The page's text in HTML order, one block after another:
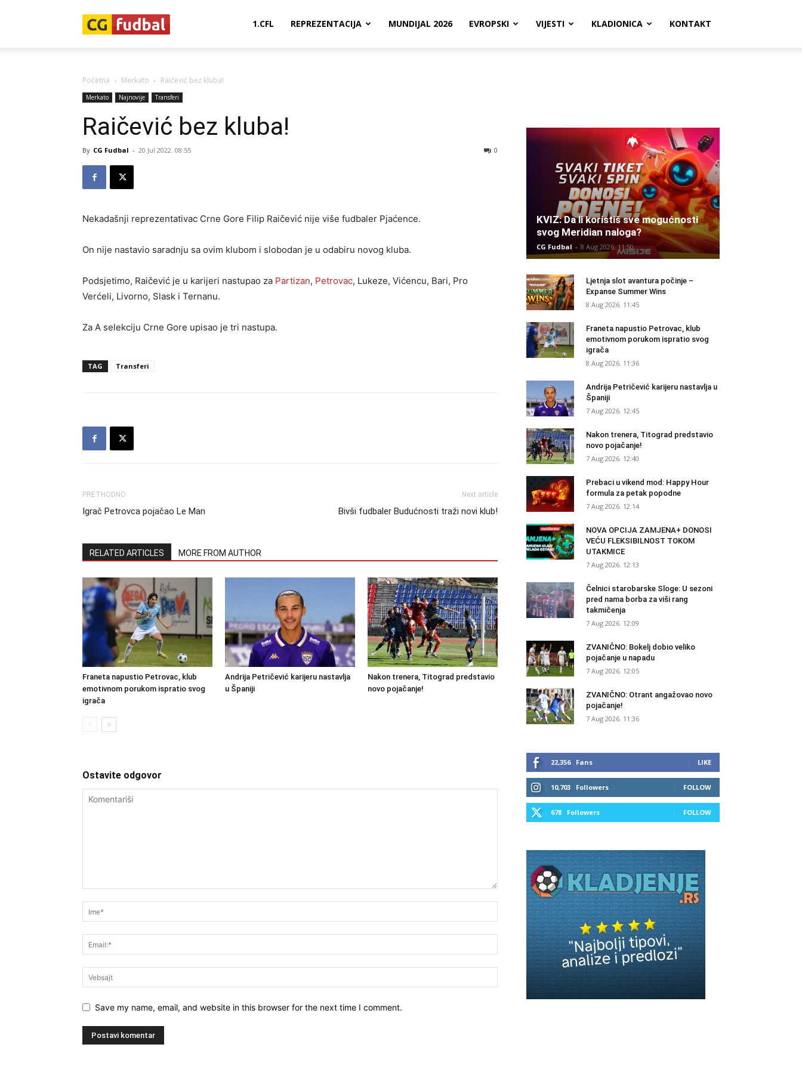
1.CFL REPREZENTACIJA MUNDIJAL 2026 EVROPSKI VIJESTI KLADIONICA KONTAKT
Početna Merkato Raičević bez kluba!
Merkato Najnovije Transferi
Raičević bez kluba!
By CG Fudbal - 20 Jul 2022. 08:55 0
Nekadašnji reprezentativac Crne Gore Filip Raičević nije više fudbaler Pjaćence.
On nije nastavio saradnju sa ovim klubom i slobodan je u odabiru novog kluba.
Podsjetimo, Raičević je u karijeri nastupao za Partizan, Petrovac, Lukeze, Vićencu, Bari, Pro
Verćeli, Livorno, Slask i Ternanu.
Za A selekciju Crne Gore upisao je tri nastupa.
TAG Transferi
PRETHODNO
Igrač Petrovca pojačao Le Man
Next article
Bivši fudbaler Budućnosti traži novi klub!
RELATED ARTICLES MORE FROM AUTHOR
Franeta napustio Petrovac, klub
emotivnom porukom ispratio svog
igrača
Andrija Petričević karijeru nastavlja
u Španiji
Nakon trenera, Titograd predstavio
novo pojačanje!
Ostavite odgovor
Save my name, email, and website in this browser for the next time I comment.
KVIZ: Da li koristiš sve mogućnosti
svog Meridian naloga?
CG Fudbal - 8 Aug 2026. 11:50
Ljetnja slot avantura počinje –
Expanse Summer Wins
8 Aug 2026. 11:45
Franeta napustio Petrovac, klub
emotivnom porukom ispratio svog
igrača
8 Aug 2026. 11:36
Andrija Petričević karijeru nastavlja u
Španiji
7 Aug 2026. 12:45
Nakon trenera, Titograd predstavio
novo pojačanje!
7 Aug 2026. 12:40
Prebaci u vikend mod: Happy Hour
formula za petak popodne
7 Aug 2026. 12:14
NOVA OPCIJA ZAMJENA+ DONOSI
VEĆU FLEKSIBILNOST TOKOM
UTAKMICE
7 Aug 2026. 12:13
Čelnici starobarske Sloge: U sezoni
pred nama borba za viši rang
takmičenja
7 Aug 2026. 12:09
ZVANIČNO: Bokelj dobio veliko
pojačanje u napadu
7 Aug 2026. 12:05
ZVANIČNO: Otrant angažovao novo
pojačanje!
7 Aug 2026. 11:36
22,356 Fans LIKE
10,703 Followers FOLLOW
678 Followers FOLLOW